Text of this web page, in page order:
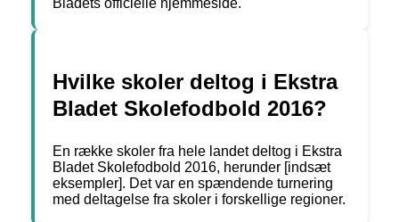
Bladets officielle hjemmeside.
Hvilke skoler deltog i Ekstra
Bladet Skolefodbold 2016?
En række skoler fra hele landet deltog i Ekstra
Bladet Skolefodbold 2016, herunder [indsæt
eksempler]. Det var en spændende turnering
med deltagelse fra skoler i forskellige regioner.